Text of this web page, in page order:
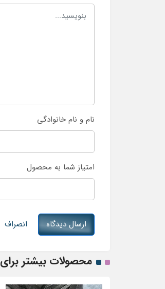
نام و نام خانوادگی
امتیاز شما به محصول
ارسال دیدگاه انصراف
محصولات بیشتر برای